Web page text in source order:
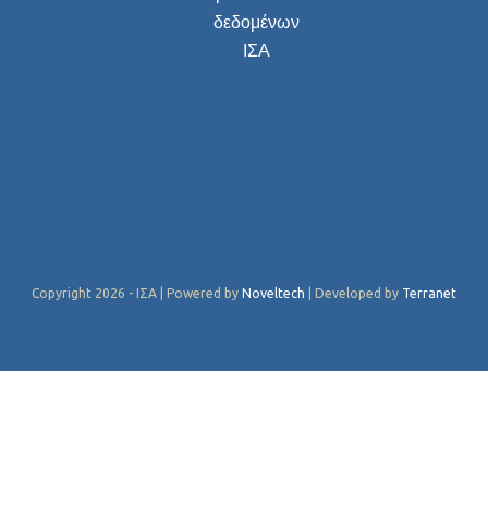
δεδομένων
ΙΣΑ
Copyright 2026 - ΙΣΑ | Powered by Noveltech | Developed by Terranet